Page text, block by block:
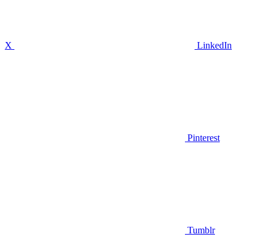
X LinkedIn
Pinterest
Tumblr